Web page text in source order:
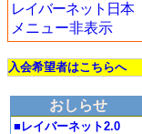
レイバーネット日本
メニュー非表示
入会希望者はこちらへ
おしらせ
■レイバーネット2.0